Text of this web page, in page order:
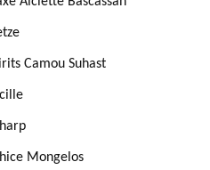
Camou Suhast
Mongelos